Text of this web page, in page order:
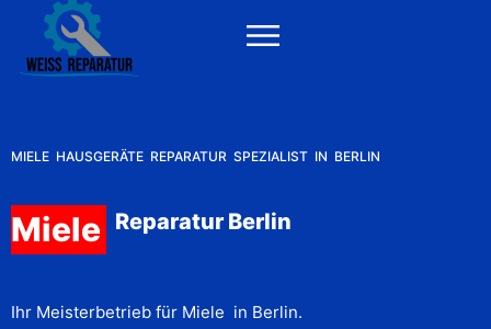
MIELE HAUSGERÄTE REPARATUR SPEZIALIST IN BERLIN
Miele Reparatur Berlin
Ihr Meisterbetrieb für Miele in Berlin.